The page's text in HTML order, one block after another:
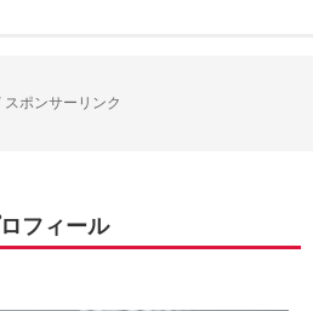
スポンサーリンク
フィール